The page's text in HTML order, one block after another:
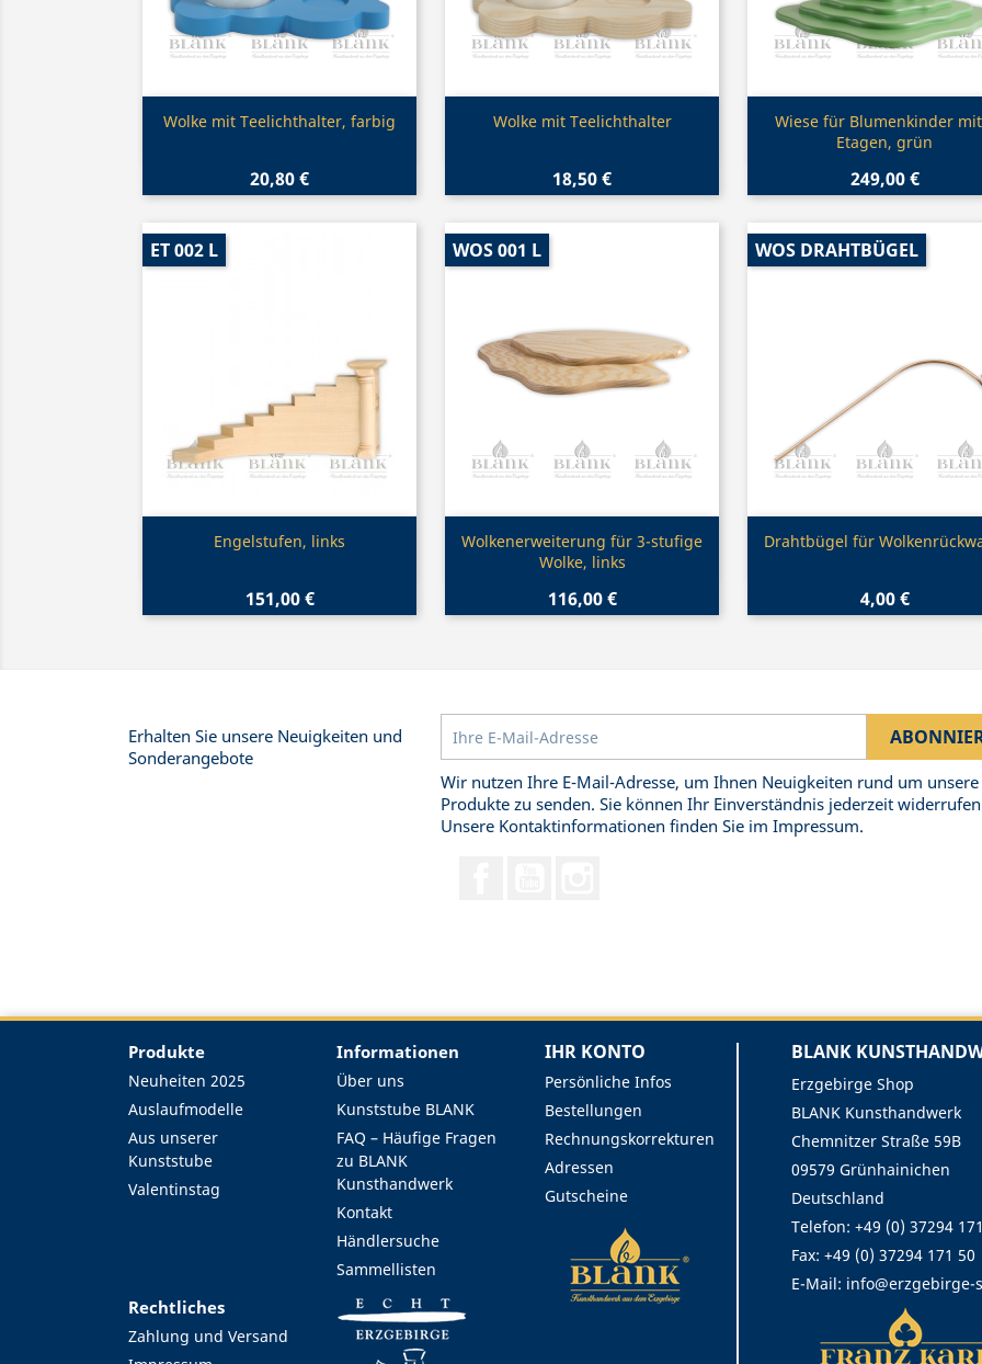
Vorschau
Wolke mit Teelichthalter, farbig
20,80 €
Vorschau
Wolke mit Teelichthalter
18,50 €
Vorschau
Wiese für Blumenkinder
Etagen, grün
249,00 €
Vorschau
Engelstufen, links
151,00 €
ET 002 L
Vorschau
Wolkenerweiterung für 3-stufige
Wolke, links
116,00 €
WOS 001 L
Vorschau
Drahtbügel für
4,00 €
WOS DRAHTBÜGEL
Erhalten Sie unsere Neuigkeiten und
Sonderangebote
Wir nutzen Ihre E-Mail-Adresse, um Ihnen Neuigkeiten rund um unsere
Produkte zu senden. Sie können Ihr Einverständnis jederzeit
Unsere Kontaktinformationen finden Sie im Impressum.
Produkte
Neuheiten 2025
Auslaufmodelle
Aus unserer
Kunststube
Valentinstag
Informationen
Über uns
Kunststube BLANK
FAQ – Häufige Fragen
zu BLANK
Kunsthandwerk
Kontakt
Händlersuche
Sammellisten
Rechtliches
Zahlung und Versand
IHR KONTO
Persönliche Infos
Bestellungen
Rechnungskorrekturen
Adressen
Gutscheine
BLANK
Erzgebirge Shop
BLANK Kunsthandwerk
Chemnitzer Straße 59B
09579 Grünhainichen
Deutschland
Telefon: +49 (0) 37294
Fax: +49 (0) 37294 171 50
E-Mail: info@erzgebirge-